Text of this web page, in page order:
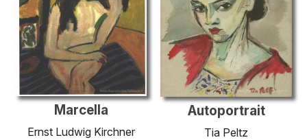
Marcella
Ernst Ludwig Kirchner
Autoportrait
Tia Peltz